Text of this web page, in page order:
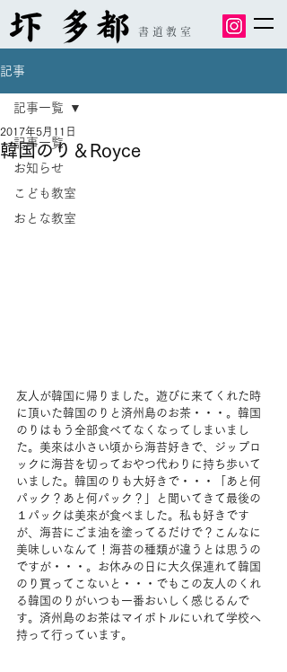
書道教室
記事
記事一覧
お知らせ
こども教室
おとな教室
記事一覧
韓国のり＆Royce
2017年5月11日
友人が韓国に帰りました。遊びに来てくれた時
に頂いた韓国のりと済州島のお茶・・・。韓国
のりはもう全部食べてなくなってしまいまし
た。美來は小さい頃から海苔好きで、ジップロ
ックに海苔を切っておやつ代わりに持ち歩いて
いました。韓国のりも大好きで・・・「あと何
パック？あと何パック？」と聞いてきて最後の
１パックは美來が食べました。私も好きです
が、海苔にごま油を塗ってるだけで？こんなに
美味しいなんて！海苔の種類が違うとは思うの
ですが・・・。お休みの日に大久保連れて韓国
のり買ってこないと・・・でもこの友人のくれ
る韓国のりがいつも一番おいしく感じるんで
す。済州島のお茶はマイボトルにいれて学校へ
持って行っています。